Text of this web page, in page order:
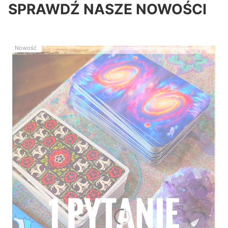
SPRAWDŹ NASZE NOWOŚCI
Nowość